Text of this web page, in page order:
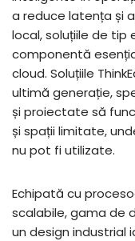
a reduce latența și
local, soluțiile de
componentă
cloud. Soluțiile
ultimă generație,
și proiectate să
și spații limitate,
nu pot fi utilizate.
Echipată cu
scalabile, gama de
un design industrial